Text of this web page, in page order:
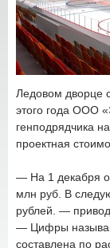
Ледовом дворце
этого года ООО
генподрядчика
проектная
— На 1 декабря
млн руб. В
рублей. —
— Цифры
составлена по